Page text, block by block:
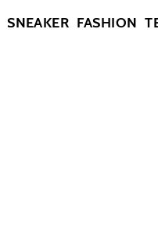
SNEAKER FASHION